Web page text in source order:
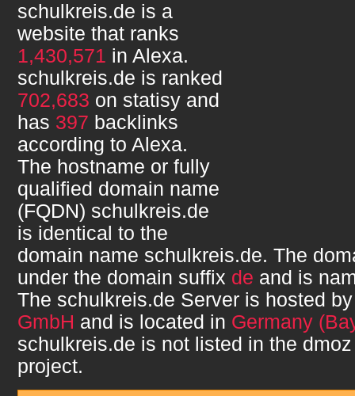
schulkreis.de is a
website that ranks
1,430,571 in Alexa.
schulkreis.de is ranked
702,683 on statisy and
has 397 backlinks
according to Alexa.
The hostname or fully
qualified domain name
(FQDN) schulkreis.de
is identical to the
domain name schulkreis.de. The
under the domain suffix de and is
The schulkreis.de Server is hosted
GmbH and is located in Germany
schulkreis.de is not listed in the
project.